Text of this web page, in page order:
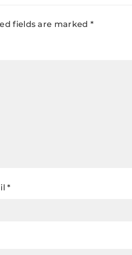
fields are marked *
*